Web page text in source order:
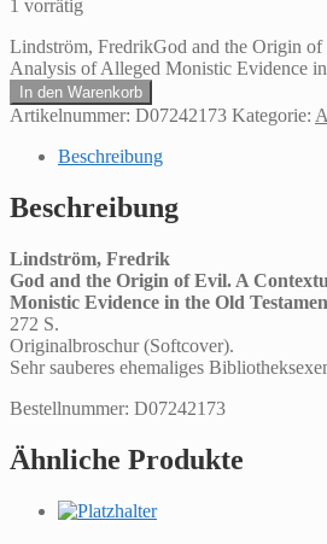
1 vorrätig
Lindström, FredrikGod and the Origin
Analysis of Alleged Monistic Evidence
In den Warenkorb
Artikelnummer: D07242173 Kategorie:
Beschreibung
Beschreibung
Lindström, Fredrik
God and the Origin of Evil. A
Monistic Evidence in the Old
272 S.
Originalbroschur (Softcover).
Sehr sauberes ehemaliges
Bestellnummer: D07242173
Ähnliche Produkte